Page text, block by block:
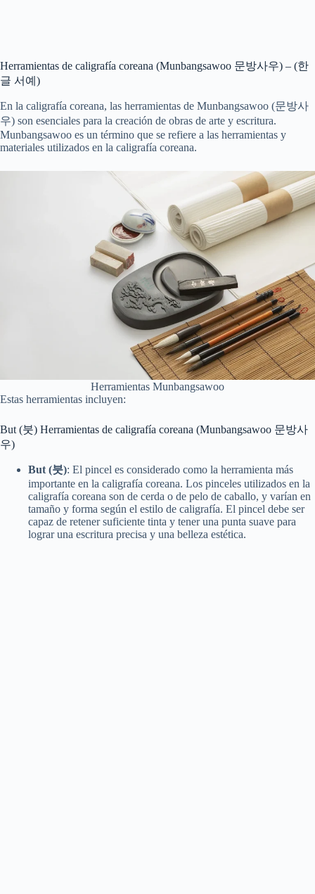
Herramientas de caligrafía coreana (Munbangsawoo 문방사우) – (한
글 서예)
En la caligrafía coreana, las herramientas de Munbangsawoo (문방사
우) son esenciales para la creación de obras de arte y escritura.
Munbangsawoo es un término que se refiere a las herramientas y
materiales utilizados en la caligrafía coreana.
Herramientas Munbangsawoo
Estas herramientas incluyen:
But (붓) Herramientas de caligrafía coreana (Munbangsawoo 문방사
우)
But (붓): El pincel es considerado como la herramienta más
importante en la caligrafía coreana. Los pinceles utilizados en la
caligrafía coreana son de cerda o de pelo de caballo, y varían en
tamaño y forma según el estilo de caligrafía. El pincel debe ser
capaz de retener suficiente tinta y tener una punta suave para
lograr una escritura precisa y una belleza estética.